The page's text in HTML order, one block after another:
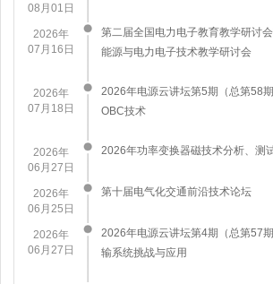
08月01日
2026年
07月16日
第二届全国电力电子教育教学研讨
能源与电力电子技术教学研讨会
2026年
07月18日
2026年电源云讲坛第5期（总第58
OBC技术
2026年
06月27日
2026年功率变换器磁技术分析、测
2026年
06月25日
第十届电气化交通前沿技术论坛
2026年
06月27日
2026年电源云讲坛第4期（总第57
输系统挑战与应用